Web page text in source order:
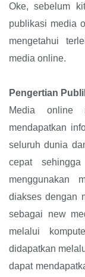
Oke, sebelum
publikasi media
mengetahui
media online.
Pengertian
Media online
mendapatkan
seluruh dunia
cepat
menggunakan
diakses dengan
sebagai new
melalui
didapatkan
dapat